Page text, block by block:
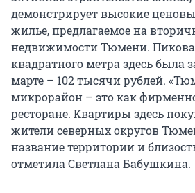
демонстрирует высокие
жилье, предлагаемое на
недвижимости Тюмени.
квадратного метра здесь была
марте – 102 тысячи рублей.
микрорайон – это как
ресторане. Квартиры здесь
жители северных округов
название территории и
отметила Светлана Бабушкина.